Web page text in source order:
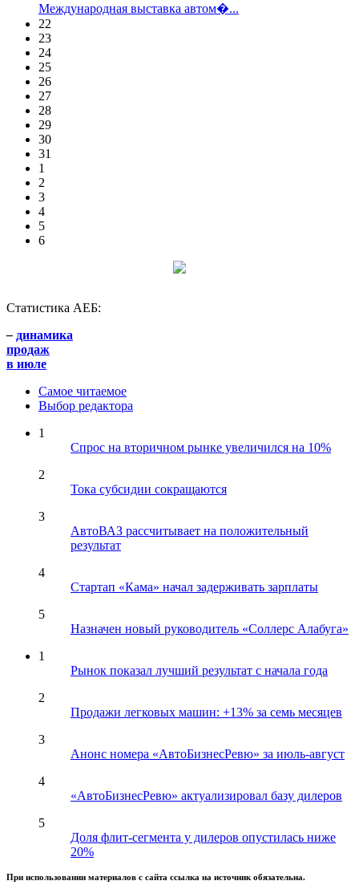
Международная выставка автом�...
22
23
24
25
26
27
28
29
30
31
1
2
3
4
5
6
Статистика АЕБ:
– динамика
продаж
в июле
Самое читаемое
Выбор редактора
1
Спрос на вторичном рынке увеличился на 10%
2
Тока субсидии сокращаются
3
АвтоВАЗ рассчитывает на положительный
результат
4
Стартап «Кама» начал задерживать зарплаты
5
Назначен новый руководитель «Соллерс Алабуга»
1
Рынок показал лучший результат с начала года
2
Продажи легковых машин: +13% за семь месяцев
3
Анонс номера «АвтоБизнесРевю» за июль-август
4
«АвтоБизнесРевю» актуализировал базу дилеров
5
Доля флит-сегмента у дилеров опустилась ниже
20%
При использовании материалов с сайта ссылка на источник обязательна.